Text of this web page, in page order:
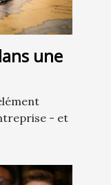
une
- et